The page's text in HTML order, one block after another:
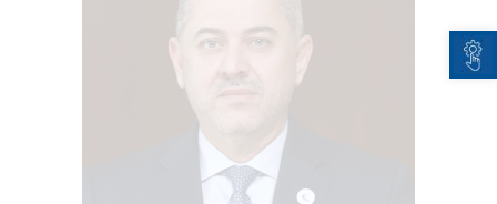
Open toolbar